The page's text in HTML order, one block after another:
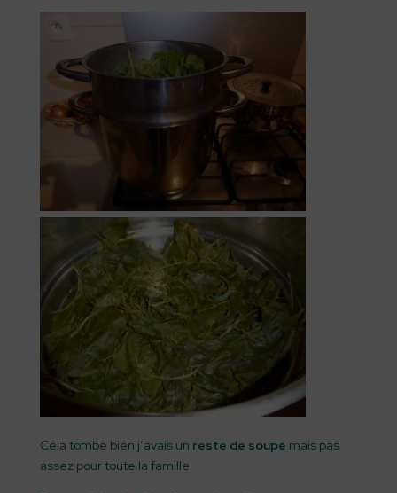
Cela tombe bien j’avais un reste de soupe mais pas
assez pour toute la famille.